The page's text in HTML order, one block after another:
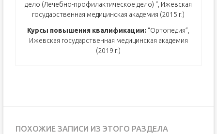
дело (Лечебно-профилактическое дело) “, Ижевская
государственная медицинская академия (2015 г.)
Курсы повышения квалификации: “Ортопедия”,
Ижевская государственная медицинская академия
(2019 г.)
ПОХОЖИЕ ЗАПИСИ ИЗ ЭТОГО РАЗДЕЛА